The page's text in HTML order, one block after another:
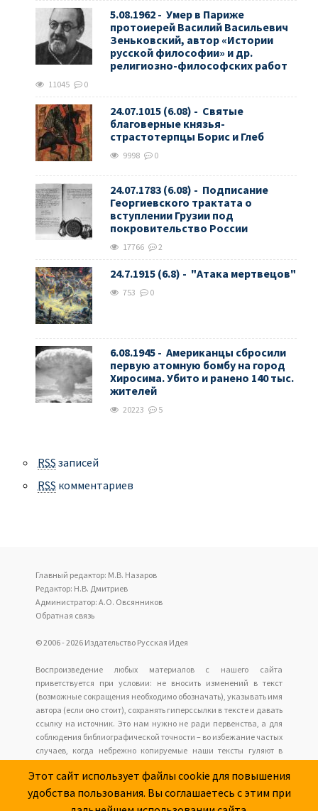
5.08.1962 - Умер в Париже
протоиерей Василий Васильевич
Зеньковский, автор «Истории
русской философии» и др.
религиозно-философских работ
11045 0
24.07.1015 (6.08) - Святые
благоверные князья-
страстотерпцы Борис и Глеб
9998 0
24.07.1783 (6.08) - Подписание
Георгиевского трактата о
вступлении Грузии под
покровительство России
17766 2
24.7.1915 (6.8) - "Атака мертвецов"
753 0
6.08.1945 - Американцы сбросили
первую атомную бомбу на город
Хиросима. Убито и ранено 140 тыс.
жителей
20223 5
RSS записей
RSS комментариев
Главный редактор: М.В. Назаров
Редактор: Н.В. Дмитриев
Администратор: А.О. Овсянников
Обратная связь
© 2006 - 2026 Издательство Русская Идея
Воспроизведение любых материалов с нашего сайта
приветствуется при условии: не вносить изменений в текст
(возможные сокращения необходимо обозначать), указывать имя
автора (если оно стоит), сохранять гиперссылки в тексте и давать
ссылку на источник. Это нам нужно не ради первенства, а для
соблюдения библиографической точности – во избежание частых
случаев, когда небрежно копируемые наши тексты гуляют в
читателей нет возможности обратиться к оригиналу.
Наш сайт не имеет отношения к оформлению и содержанию
размещаемых сайтов рекламы.
Этот сайт использует файлы cookie для повышения
удобства пользования. Вы соглашаетесь с этим при